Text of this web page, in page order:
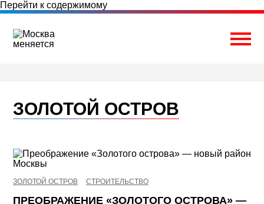
Перейти к содержимому
ЗОЛОТОЙ ОСТРОВ
ЗОЛОТОЙ ОСТРОВ СТРОИТЕЛЬСТВО
ПРЕОБРАЖЕНИЕ «ЗОЛОТОГО ОСТРОВА» —